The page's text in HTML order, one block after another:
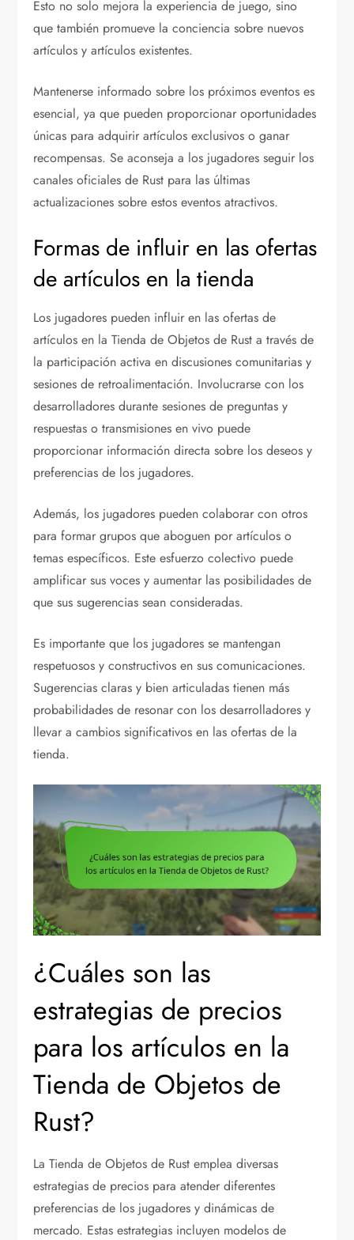
Esto no solo mejora la experiencia de juego, sino
que también promueve la conciencia sobre nuevos
artículos y artículos existentes.
Mantenerse informado sobre los próximos eventos es
esencial, ya que pueden proporcionar oportunidades
únicas para adquirir artículos exclusivos o ganar
recompensas. Se aconseja a los jugadores seguir los
canales oficiales de Rust para las últimas
actualizaciones sobre estos eventos atractivos.
Formas de influir en las ofertas
de artículos en la tienda
Los jugadores pueden influir en las ofertas de
artículos en la Tienda de Objetos de Rust a través de
la participación activa en discusiones comunitarias y
sesiones de retroalimentación. Involucrarse con los
desarrolladores durante sesiones de preguntas y
respuestas o transmisiones en vivo puede
proporcionar información directa sobre los deseos y
preferencias de los jugadores.
Además, los jugadores pueden colaborar con otros
para formar grupos que aboguen por artículos o
temas específicos. Este esfuerzo colectivo puede
amplificar sus voces y aumentar las posibilidades de
que sus sugerencias sean consideradas.
Es importante que los jugadores se mantengan
respetuosos y constructivos en sus comunicaciones.
Sugerencias claras y bien articuladas tienen más
probabilidades de resonar con los desarrolladores y
llevar a cambios significativos en las ofertas de la
tienda.
¿Cuáles son las
estrategias de precios
para los artículos en la
Tienda de Objetos de
Rust?
La Tienda de Objetos de Rust emplea diversas
estrategias de precios para atender diferentes
preferencias de los jugadores y dinámicas de
mercado. Estas estrategias incluyen modelos de